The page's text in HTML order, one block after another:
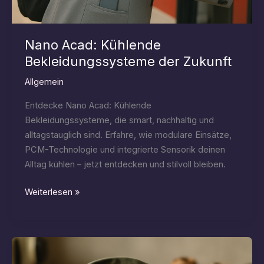
Nano Acad: Kühlende
Bekleidungssysteme der Zukunft
Allgemein
Entdecke Nano Acad: Kühlende
Bekleidungssysteme, die smart, nachhaltig und
alltagstauglich sind. Erfahre, wie modulare Einsätze,
PCM-Technologie und integrierte Sensorik deinen
Alltag kühlen – jetzt entdecken und stilvoll bleiben.
Nano
Bekleidungssysteme
der
Weiterlesen »